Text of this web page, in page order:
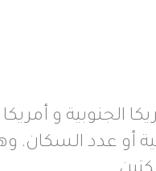
و أمريكا
عدد السكان. وهي